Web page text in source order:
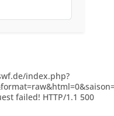
index.php?
failed! HTTP/1.1 500